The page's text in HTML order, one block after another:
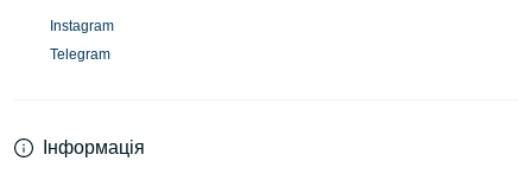
Інформація
Instagram
Telegram